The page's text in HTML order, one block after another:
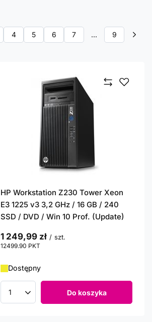
4 5 6 7 ... 9
HP Workstation Z230 Tower Xeon
E3 1225 v3 3,2 GHz / 16 GB / 240
SSD / DVD / Win 10 Prof. (Update)
1 249,99 zł / szt.
12499.90 PKT
Dostępny
Ilość produktów Do koszyka